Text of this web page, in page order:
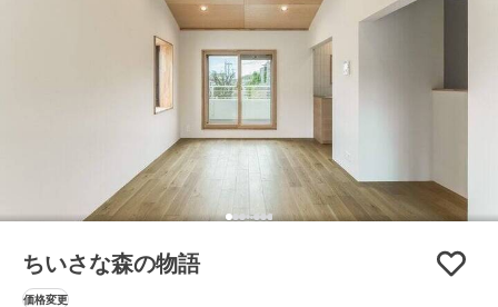
ちいさな森の物語
価格変更